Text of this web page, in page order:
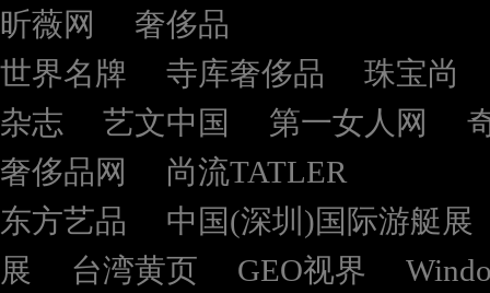
昕薇网
奢侈品
世界名牌
寺库奢侈品
珠宝尚
杂志
艺文中国 第一女人网
奢侈品网
尚流TATLER
东方艺品
中国(深圳)国际游艇展
展
台湾黄页 GEO视界